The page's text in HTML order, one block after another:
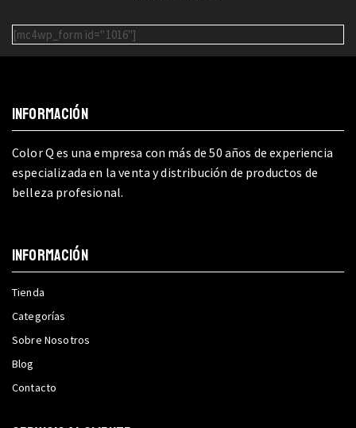
[mc4wp_form id="1016"]
INFORMACIÓN
Color Q es una empresa con más de 50 años de experiencia
especializada en la venta y distribución de productos de
belleza profesional.
INFORMACIÓN
Tienda
Categorías
Sobre Nosotros
Blog
Contacto